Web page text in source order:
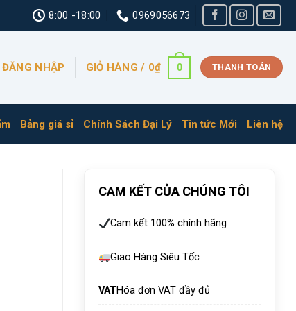
8:00 -18:00 0969056673
ĐĂNG NHẬP GIỎ HÀNG / 0₫ 0 THANH TOÁN
Bảng giá sỉ Chính Sách Đại Lý Tin tức Mới Liên hệ
CAM KẾT CỦA CHÚNG TÔI
Cam kết 100% chính hãng
Giao Hàng Siêu Tốc
VATHóa đơn VAT đầy đủ